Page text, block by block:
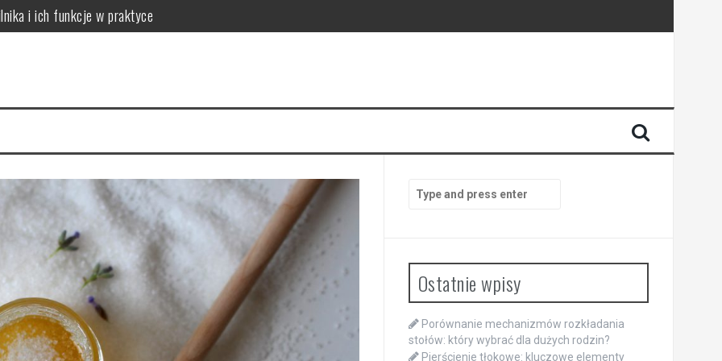
i ich funkcje w praktyce
i skuteczna rutyna anti-aging
na 4 tygodnie
cerę i jak to naprawić
for:
Ostatnie wpisy
Porównanie mechanizmów rozkładania
stołów: który wybrać dla dużych rodzin?
Pierścienie tłokowe: kluczowe elementy